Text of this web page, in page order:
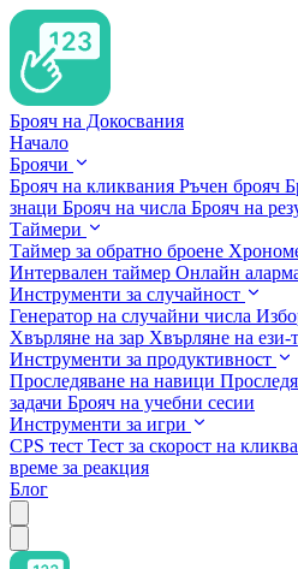
Брояч на Докосвания
Начало
Броячи
Брояч на кликвания Ръчен брояч
знаци Брояч на числа Брояч на
Таймери
Таймер за обратно броене
Интервален таймер Онлайн
Инструменти за случайност
Генератор на случайни числа
Хвърляне на зар Хвърляне на ези-
Инструменти за продуктивност
Проследяване на навици
задачи Брояч на учебни сесии
Инструменти за игри
CPS тест Тест за скорост на
време за реакция
Блог